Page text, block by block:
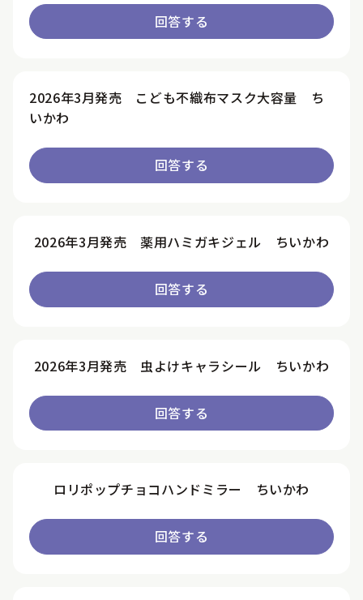
回答する
2026年3月発売 こども不織布マスク大容量 ち
いかわ
回答する
2026年3月発売 薬用ハミガキジェル ちいかわ
回答する
2026年3月発売 虫よけキャラシール ちいかわ
回答する
ロリポップチョコハンドミラー ちいかわ
回答する